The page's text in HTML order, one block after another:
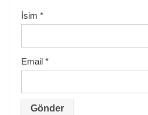
İsim *
Email *